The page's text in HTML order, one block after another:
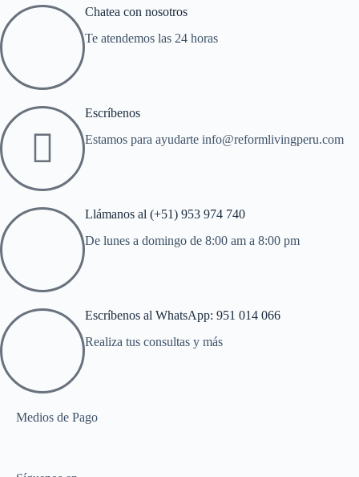
Chatea con nosotros
Te atendemos las 24 horas
Escríbenos
Estamos para ayudarte info@reformlivingperu.com
Llámanos al (+51) 953 974 740
De lunes a domingo de 8:00 am a 8:00 pm
Escríbenos al WhatsApp: 951 014 066
Realiza tus consultas y más
Medios de Pago